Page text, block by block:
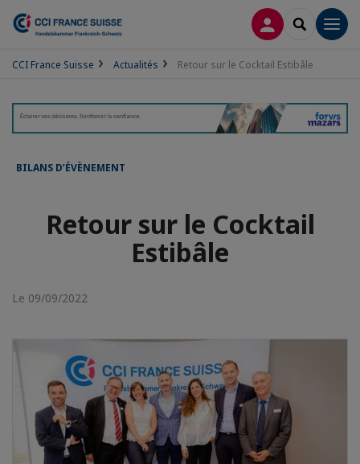
CONNEXION
CCI France Suisse Actualités Retour sur le Cocktail Estibâle
BILANS D’ÉVÈNEMENT
Retour sur le Cocktail
Estibâle
Le 09/09/2022